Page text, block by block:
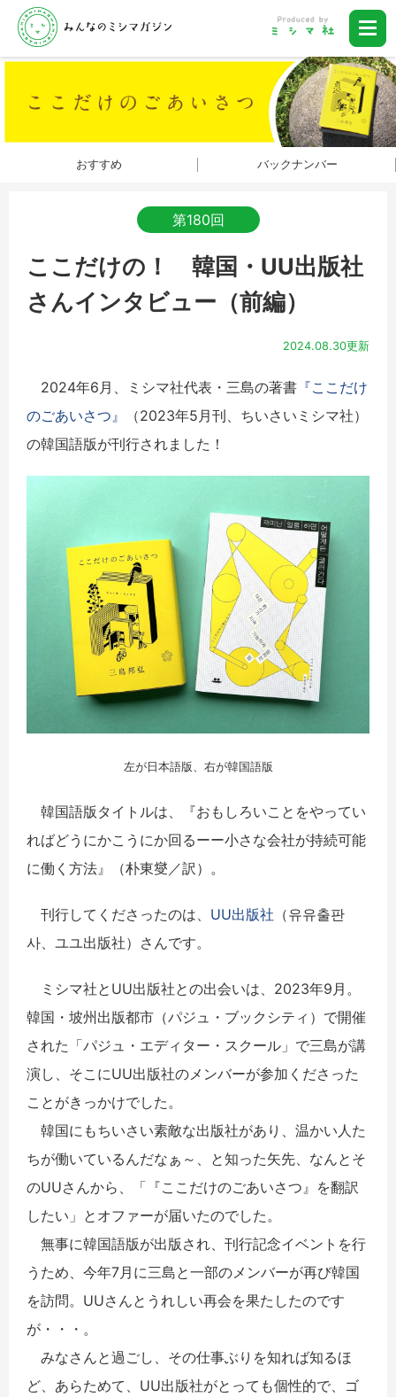
おすすめ バックナンバー
第180回
ここだけの！ 韓国・UU出版社
さんインタビュー（前編）
2024.08.30更新
2024年6月、ミシマ社代表・三島の著書 『ここだけ
のごあいさつ』
（2023年5月刊、ちいさいミシマ社）
の韓国語版が刊行されました！
左が日本語版、右が韓国語版
韓国語版タイトルは、『おもしろいことをやってい
ればどうにかこうにか回るーー小さな会社が持続可能
に働く方法』（朴東燮／訳）。
刊行してくださったのは、 UU出版社 （유유출판
사、ユユ出版社）さんです。
ミシマ社とUU出版社との出会いは、2023年9月。
韓国・坡州出版都市（パジュ・ブックシティ）で開催
された「パジュ・エディター・スクール」で三島が講
演し、そこにUU出版社のメンバーが参加くださった
ことがきっかけでした。
韓国にもちいさい素敵な出版社があり、温かい人た
ちが働いているんだなぁ～、と知った矢先、なんとそ
のUUさんから、「『ここだけのごあいさつ』を翻訳
したい」とオファーが届いたのでした。
無事に韓国語版が出版され、刊行記念イベントを行
うため、今年7月に三島と一部のメンバーが再び韓国
を訪問。UUさんとうれしい再会を果たしたのです
が・・・。
みなさんと過ごし、その仕事ぶりを知れば知るほ
ど、あらためて、UU出版社がとっても個性的で、ゴ